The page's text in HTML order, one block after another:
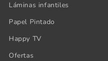
Láminas infantiles
Papel Pintado
Happy TV
Ofertas